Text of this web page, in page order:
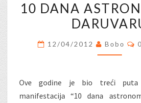
DANA
10 DANA
12/04/2012 Bobo
Ove godine je bio treći puta
manifestacija “10 dana